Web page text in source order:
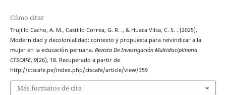
Cómo citar
Trujillo Cacho, A. M., Castillo Correa, G. R. ., & Huaca Vilca, C. S. . (2025).
Modernidad y decolonialidad: contexto y propuesta para reivindicar a la
mujer en la educación peruana. Revista De Investigación Multidisciplinaria
CTSCAFE, 9(26), 18. Recuperado a partir de
http://ctscafe.pe/index.php/ctscafe/article/view/359
Más formatos de cita